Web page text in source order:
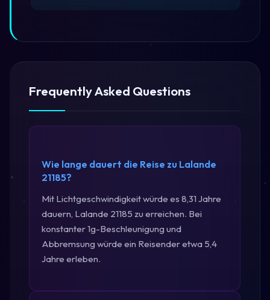
Frequently Asked Questions
Wie lange dauert die Reise zu Lalande
21185?
Mit Lichtgeschwindigkeit würde es 8,31 Jahre
dauern, Lalande 21185 zu erreichen. Bei
konstanter 1g-Beschleunigung und
Abbremsung würde ein Reisender etwa 5,4
Jahre erleben.